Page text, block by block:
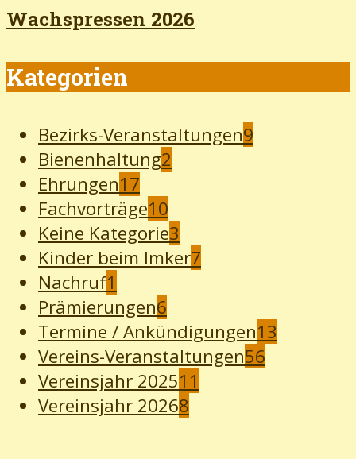
Wachspressen 2026
Kategorien
Bezirks-Veranstaltungen9
Bienenhaltung2
Ehrungen17
Fachvorträge10
Keine Kategorie3
Kinder beim Imker7
Nachruf1
Prämierungen6
Termine / Ankündigungen13
Vereins-Veranstaltungen56
Vereinsjahr 202511
Vereinsjahr 20268